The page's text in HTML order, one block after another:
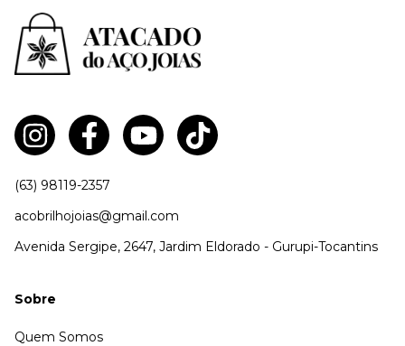
(63) 98119-2357
acobrilhojoias@gmail.com
Avenida Sergipe, 2647, Jardim Eldorado - Gurupi-Tocantins
Sobre
Quem Somos